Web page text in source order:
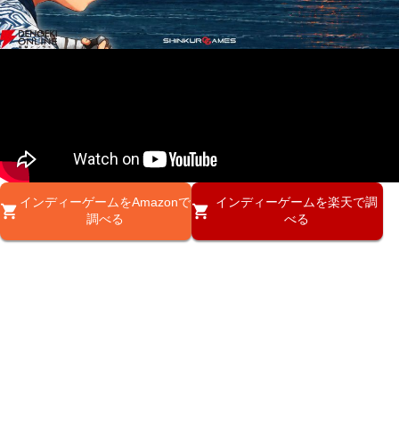
インディーゲームをAmazonで
調べる
インディーゲームを楽天で調
べる